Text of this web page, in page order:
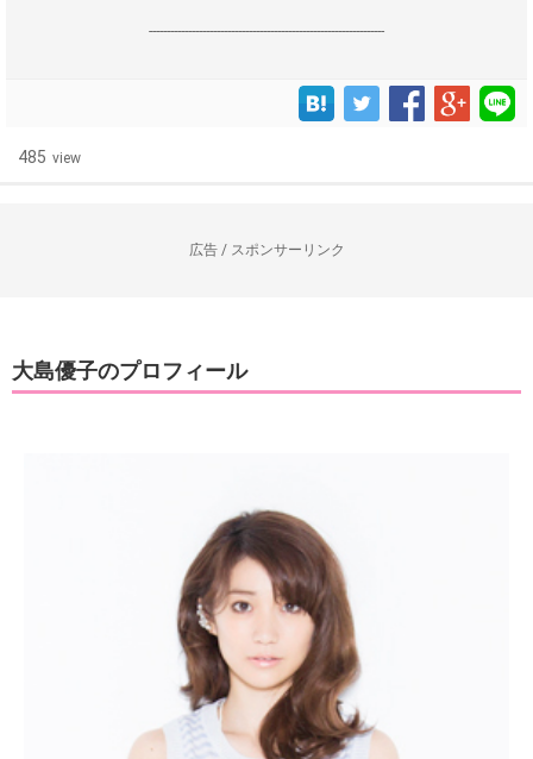
------------------------------------------------------------------
485 view
広告 / スポンサーリンク
大島優子のプロフィール